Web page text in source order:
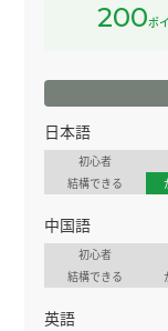
200ポ
日本語
初心者
結構できる
中国語
初心者
結構できる
英語